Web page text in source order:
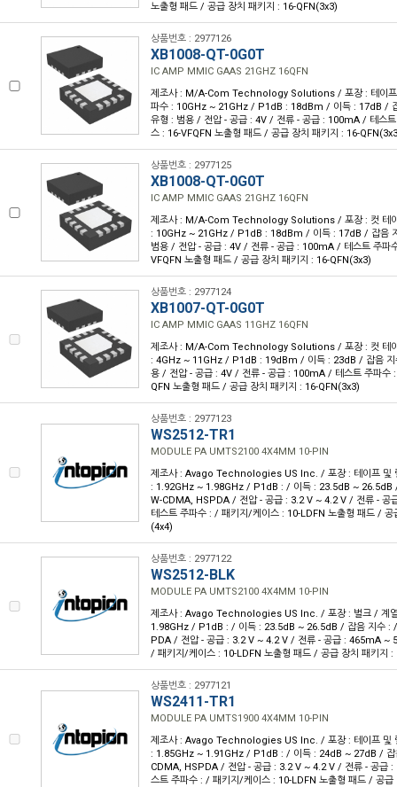
노출형 패드 / 공급 장치 패키지 : 16-QFN(3x3)
상품번호 : 2977126
XB1008-QT-0G0T
IC AMP MMIC GAAS 21GHZ 16QFN
제조사 : M/A-Com Technology Solutions / 포장 : 테이
파수 : 10GHz ~ 21GHz / P1dB : 18dBm / 이득 : 17dB /
유형 : 범용 / 전압 - 공급 : 4V / 전류 - 공급 : 100mA / 테스
스 : 16-VFQFN 노출형 패드 / 공급 장치 패키지 : 16-
상품번호 : 2977125
XB1008-QT-0G0T
IC AMP MMIC GAAS 21GHZ 16QFN
제조사 : M/A-Com Technology Solutions / 포장 : 컷 테
: 10GHz ~ 21GHz / P1dB : 18dBm / 이득 : 17dB / 잡음
범용 / 전압 - 공급 : 4V / 전류 - 공급 : 100mA / 테스트 주파
VFQFN 노출형 패드 / 공급 장치 패키지 : 16-QFN(3x3)
상품번호 : 2977124
XB1007-QT-0G0T
IC AMP MMIC GAAS 11GHZ 16QFN
제조사 : M/A-Com Technology Solutions / 포장 : 컷 테
: 4GHz ~ 11GHz / P1dB : 19dBm / 이득 : 23dB / 잡음 지
용 / 전압 - 공급 : 4V / 전류 - 공급 : 100mA / 테스트 주파수
QFN 노출형 패드 / 공급 장치 패키지 : 16-QFN(3x3)
상품번호 : 2977123
WS2512-TR1
MODULE PA UMTS2100 4X4MM 10-PIN
제조사 : Avago Technologies US Inc. / 포장 : 테이프 및
: 1.92GHz ~ 1.98GHz / P1dB : / 이득 : 23.5dB ~ 26.5dB
W-CDMA, HSPDA / 전압 - 공급 : 3.2 V ~ 4.2 V / 전류 -
테스트 주파수 : / 패키지/케이스 : 10-LDFN 노출형 패드 /
(4x4)
상품번호 : 2977122
WS2512-BLK
MODULE PA UMTS2100 4X4MM 10-PIN
제조사 : Avago Technologies US Inc. / 포장 : 벌크 / 계
1.98GHz / P1dB : / 이득 : 23.5dB ~ 26.5dB / 잡음 지수 :
PDA / 전압 - 공급 : 3.2 V ~ 4.2 V / 전류 - 공급 : 465mA ~
/ 패키지/케이스 : 10-LDFN 노출형 패드 / 공급 장치 패키지
상품번호 : 2977121
WS2411-TR1
MODULE PA UMTS1900 4X4MM 10-PIN
제조사 : Avago Technologies US Inc. / 포장 : 테이프 및
: 1.85GHz ~ 1.91GHz / P1dB : / 이득 : 24dB ~ 27dB / 잡
CDMA, HSPDA / 전압 - 공급 : 3.2 V ~ 4.2 V / 전류 - 공급
스트 주파수 : / 패키지/케이스 : 10-LDFN 노출형 패드 / 공